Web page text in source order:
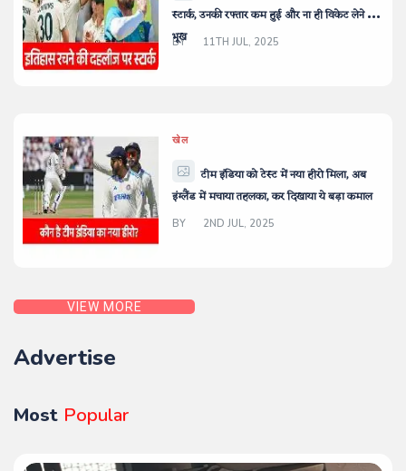
स्टार्क, उनकी रफ्तार कम हुई और ना ही विकेट लेने की
भूख
BY 11TH JUL, 2025
खेल
टीम इंडिया को टेस्ट में नया हीरो मिला, अब
इंग्लैंड में मचाया तहलका, कर दिखाया ये बड़ा कमाल
BY 2ND JUL, 2025
VIEW MORE
Advertise
Most Popular